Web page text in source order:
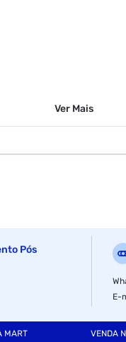
Ver Mais
Pós
E-
MART VENDA